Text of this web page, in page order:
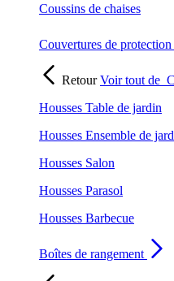
Coussins de chaises
Couvertures de protection
RetourVoir tout de
Housses Table de jardin
Housses Ensemble de
Housses Salon
Housses Parasol
Housses Barbecue
Boîtes de rangement